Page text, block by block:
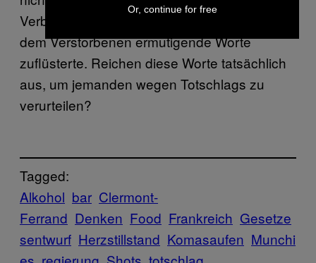
Verbrechen des Barbesitzers war, dass er
dem Verstorbenen ermutigende Worte
zuflüsterte. Reichen diese Worte tatsächlich
aus, um jemanden wegen Totschlags zu
verurteilen?
Tagged:
Alkohol bar Clermont-
Ferrand Denken Food Frankreich Gesetze
sentwurf Herzstillstand Komasaufen Munchi
Or, continue for free